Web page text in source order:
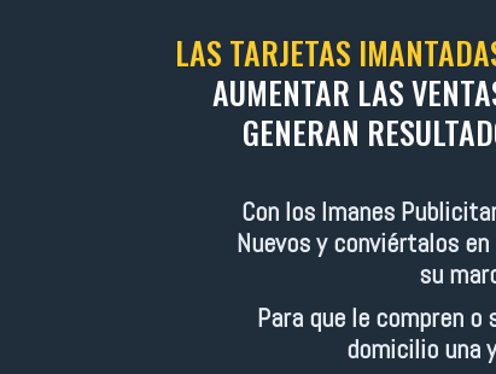
LAS TARJETAS
AUMENTAR LAS
GENERAN
Con los Imanes
Nuevosy conviértalos
su
Para que le compren
domicilio una